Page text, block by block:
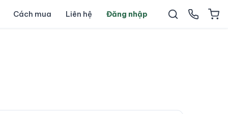
Cách mua Liên hệ Đăng nhập